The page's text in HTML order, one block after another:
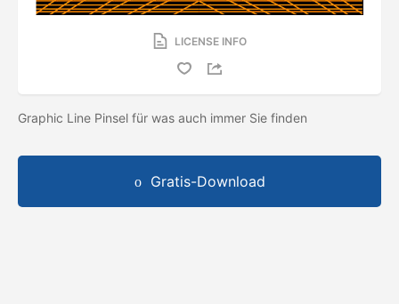
LICENSE INFO
Graphic Line Pinsel für was auch immer Sie finden
Gratis-Download